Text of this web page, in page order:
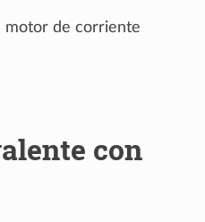
motor de corriente
con